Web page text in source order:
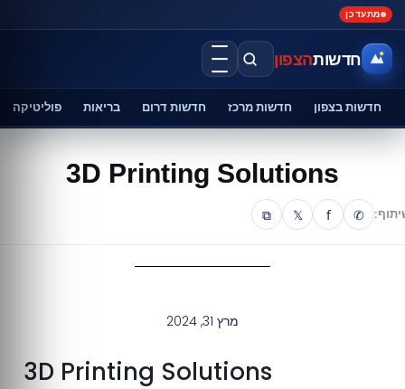
מתעדכן
חדשותהצפון
חדשות בצפון חדשות מרכז חדשות דרום בריאות פוליטיקה
3D Printing Solutions
✆
f
𝕏
⧉
מרץ 31, 2024
3D Printing Solutions